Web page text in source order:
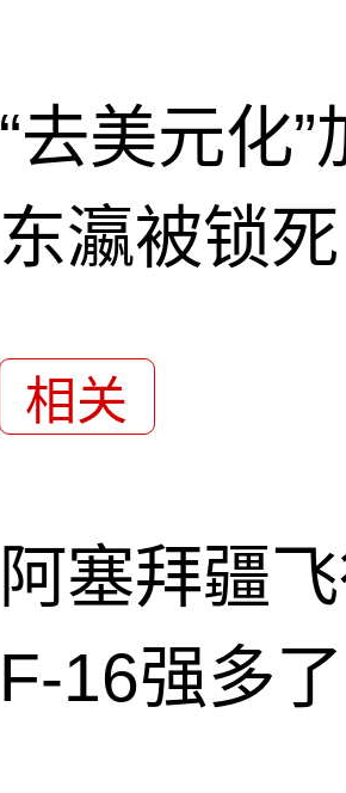
“去美元化
东瀛被锁死
相关
阿塞拜疆
F-16强多了